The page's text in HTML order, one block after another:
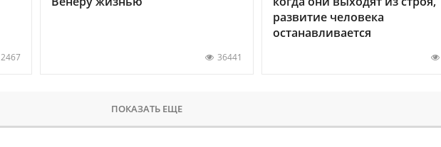
2467 36441
развитие человека
останавливается
ПОКАЗАТЬ ЕЩЕ